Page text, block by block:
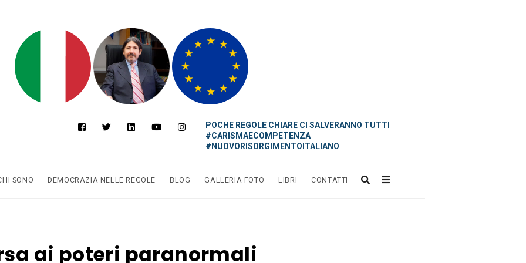
POCHE REGOLE CHIARE CI SALVERANNO TUTTI
#CARISMAECOMPETENZA
#NUOVORISORGIMENTOITALIANO
SONO DEMOCRAZIA NELLE REGOLE BLOG GALLERIA FOTO LIBRI CONTATTI
ai poteri paranormali